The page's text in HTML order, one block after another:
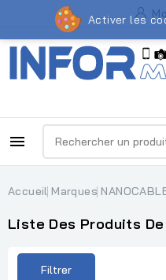

Accueil Marques
Liste Des Produits De
Filtrer
Activer les